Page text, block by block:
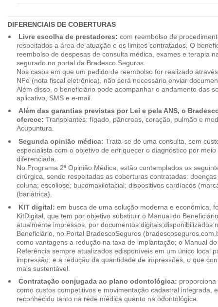
DIFERENCIAIS DE COBERTURAS
Livre escolha de prestadores: com reembolso de
respeitados a área de atuação e os limites contratados. O
reembolso de despesas de consulta médica, exames e terapia
segurado no portal da Bradesco Seguros.
Nos casos em que um pedido de reembolso for realizado
NFe (nota fiscal eletrônica), não será necessário enviar
Além disso, o beneficiário pode acompanhar o andamento das
aplicativo, SMS e e-mail.
Além das garantias previstas por Lei e pela ANS, o
oferece: Transplantes: fígado, pâncreas, coração, pulmão e
Acupuntura.
Segunda opinião médica: Trata-se de uma consulta, sem
especialista com o objetivo de enriquecer o diagnóstico por
diferenciada.
No Programa 2ª Opinião Médica, estão contemplados os
cirúrgica, sendo respeitadas as coberturas contratadas:
coluna; escoliose; bucomaxilofacial; dispositivos cardíacos
(bariátrica).
KIT digital: em busca de uma solução moderna e econômica,
KitDigital, que tem por objetivo substituir o Manual do
atualmente impressos, por documentos digitais,disponibilizados
Beneficiário, no Portal BradescoSeguros
como vantagens a redução na taxa de implantação; o Manual
Referência sempre atualizados edisponíveis em um único local
impressão; e a redução da quantidade de impressões, o que
mais sustentável.
Contratação conjugada ao plano odontológica:
como custos competitivos e movimentação cadastral integrada,
reconhecido tanto na rede médica quanto na odontológica.